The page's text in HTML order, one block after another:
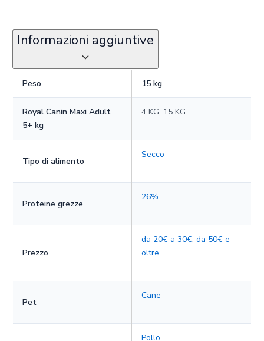
Informazioni aggiuntive
Peso 15 kg
Royal Canin Maxi Adult
5+ kg
4 KG, 15 KG
Tipo di alimento
Secco
Proteine grezze
26%
Prezzo
da 20€ a 30€, da 50€ e
oltre
Pet
Cane
Pollo